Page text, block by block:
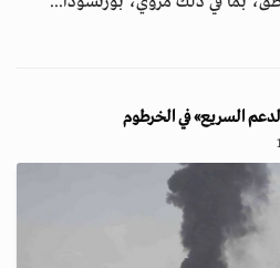
السريع» في الخرطوم